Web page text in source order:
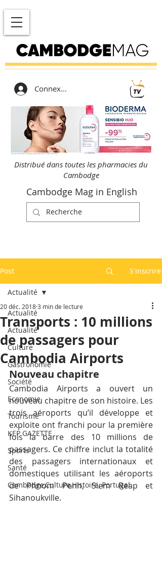
Connexion
Distribué dans toutes les pharmacies du
Cambodge
Cambodge Mag in English
Post S'inscrire
Actualité
Actualité
Culture
Gastronomie
Société
Economie
Tourisme
KEP GAZETTE
Sports
Santé
Cambodge,Culture,Histoire, Portugal
Actualité
Transports : 10 millions
de passagers pour
Cambodia Airports
20 déc. 20183 min de lecture
Nouveau chapitre
Cambodia Airports a ouvert un
nouveau chapitre de son histoire. Les
trois aéroports qu’il développe et
exploite ont franchi pour la première
fois la barre des 10 millions de
passagers. Ce chiffre inclut la totalité
des passagers internationaux et
domestiques utilisant les aéroports
de Phnom Penh, Siem Reap et
Sihanoukville.